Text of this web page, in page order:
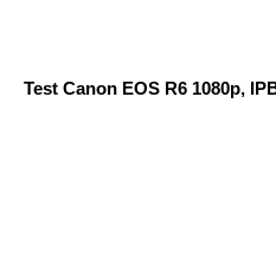
Test Canon EOS R6 1080p,